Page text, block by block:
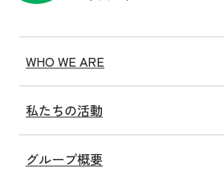
ら提供されるCookieを使用して
集しますが、個人を特定する情
せん。
は、Google社のプライバシーポ
管理されています。Google
WHO WE ARE
私たちの活動
医療アクト
介護アクト
グループ概要